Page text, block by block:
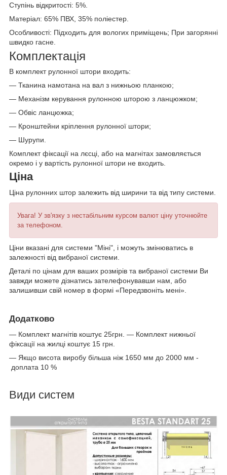
Ступінь відкритості: 5%.
Матеріал: 65% ПВХ, 35% поліестер.
Особливості: Підходить для вологих приміщень; При загорянні
швидко гасне.
Комплектація
В комплект рулонної штори входить:
— Тканина намотана на вал з нижньою планкою;
— Механізм керування рулонною шторою з ланцюжком;
— Обвіс ланцюжка;
— Кронштейни кріплення рулонної штори;
— Шурупи.
Комплект фіксації на лєсці, або на магнітах замовляється
окремо і у вартість рулонної штори не входить.
Ціна
Ціна рулонних штор залежить від ширини та від типу системи.
Увага! У зв'язку з нестабільним курсом валют ціну уточнюйте
за телефоном.
Ціни вказані для системи "Міні", і можуть змінюватись в
залежності від вибраної системи.
Деталі по цінам для ваших розмірів та вибраної системи Ви
завжди можете дізнатись зателефонувавши нам, або
залишивши свій номер в формі «Передзвоніть мені».
Додатково
— Комплект магнітів коштує 25грн. — Комплект нижньої
фіксації на жилці коштує 15 грн.
— Якщо висота виробу більша ніж 1650 мм до 2000 мм -
доплата 10 %
Види систем